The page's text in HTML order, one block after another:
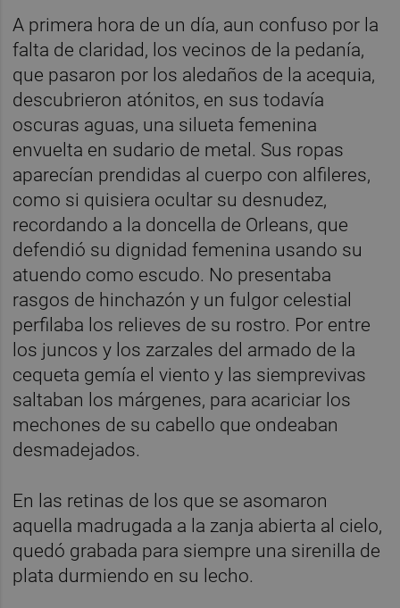
A primera hora de un día, aun confuso por la
falta de claridad, los vecinos de la pedanía,
que pasaron por los aledaños de la acequia,
descubrieron atónitos, en sus todavía
oscuras aguas, una silueta femenina
envuelta en sudario de metal. Sus ropas
aparecían prendidas al cuerpo con alfileres,
como si quisiera ocultar su desnudez,
recordando a la doncella de Orleans, que
defendió su dignidad femenina usando su
atuendo como escudo. No presentaba
rasgos de hinchazón y un fulgor celestial
perfilaba los relieves de su rostro. Por entre
los juncos y los zarzales del armado de la
cequeta gemía el viento y las siemprevivas
saltaban los márgenes, para acariciar los
mechones de su cabello que ondeaban
desmadejados.
En las retinas de los que se asomaron
aquella madrugada a la zanja abierta al cielo,
quedó grabada para siempre una sirenilla de
plata durmiendo en su lecho.